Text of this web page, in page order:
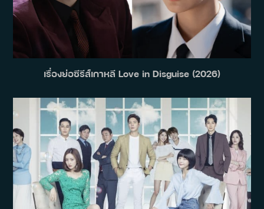
เรื่องย่อซีรีส์เกาหลี Love in Disguise (2026)